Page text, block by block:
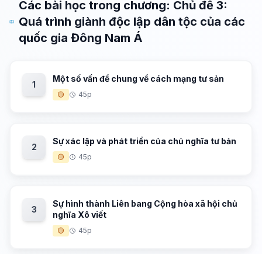
Các bài học trong chương: Chủ đề 3:
Quá trình giành độc lập dân tộc của các
quốc gia Đông Nam Á
1
Một số vấn đề chung về cách mạng tư sản
🟡 45p
2
Sự xác lập và phát triển của chủ nghĩa tư bản
🟡 45p
3
Sự hình thành Liên bang Cộng hòa xã hội chủ
nghĩa Xô viết
🟡 45p